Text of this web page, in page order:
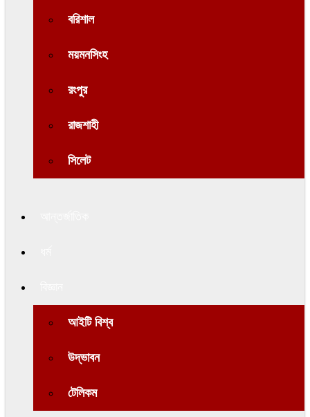
বরিশাল
ময়মনসিংহ
রংপুর
রাজশাহী
সিলেট
আইটি বিশ্ব
উদ্ভাবন
টেলিকম